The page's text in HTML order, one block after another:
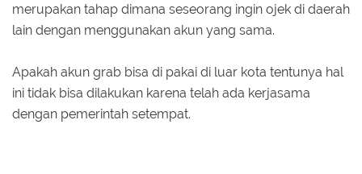
merupakan tahap dimana seseorang ingin ojek di daerah
lain dengan menggunakan akun yang sama.
Apakah akun grab bisa di pakai di luar kota tentunya hal
ini tidak bisa dilakukan karena telah ada kerjasama
dengan pemerintah setempat.